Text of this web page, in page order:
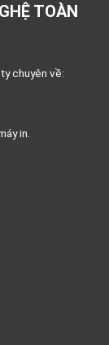
TOÀN
chuyên về:
in.